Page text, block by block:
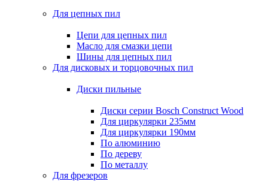
Для цепных пил
Цепи для цепных пил
Масло для смазки цепи
Шины для цепных пил
Для дисковых и торцовочных пил
Диски пильные
Диски серии Bosch Construct Wood
Для циркулярки 235мм
Для циркулярки 190мм
По алюминию
По дереву
По металлу
Для фрезеров